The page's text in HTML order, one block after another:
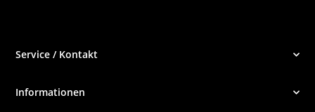
Service / Kontakt
Informationen